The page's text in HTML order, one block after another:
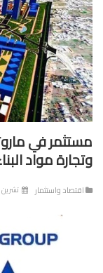
في
مواد البناء
واستثمار تشرين الأول 22, 2019